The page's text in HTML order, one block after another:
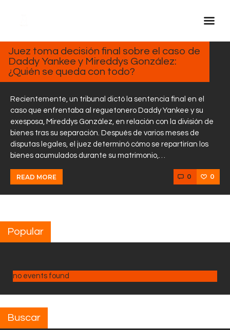
Inicio Real FM
Streaming
En Vivo
Descarga La APP
Programas
Noticias
Equipo
Sobre Nosotros
13, 2025
Juez toma decisión final sobre el caso de
Daddy Yankee y Mireddys González:
¿Quién se queda con todo?
Recientemente, un tribunal dictó la sentencia final en el
caso que enfrentaba al reguetonero Daddy Yankee y su
exesposa, Mireddys González, en relación con la división de
bienes tras su separación. Después de varios meses de
disputas legales, el juez determinó cómo se repartirían los
bienes acumulados durante su matrimonio,…
READ MORE 0 0
Popular
no events found
Buscar